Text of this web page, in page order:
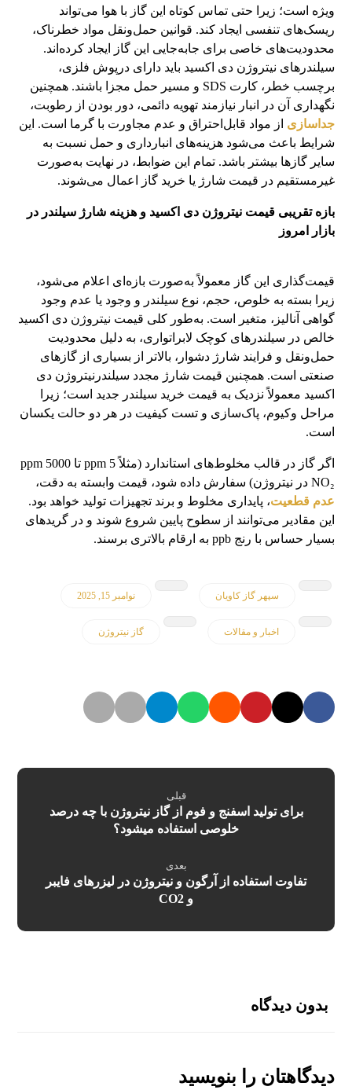
ویژه است؛ زیرا حتی تماس کوتاه این گاز با هوا می‌تواند
ریسک‌های تنفسی ایجاد کند. قوانین حمل‌ونقل مواد خطرناک،
محدودیت‌های خاصی برای جابه‌جایی این گاز ایجاد کرده‌اند.
سیلندرهای نیتروژن دی اکسید باید دارای درپوش فلزی،
برچسب خطر، کارت SDS و مسیر حمل مجزا باشند. همچنین
نگهداری آن در انبار نیازمند تهویه دائمی، دور بودن از رطوبت،
جداسازی از مواد قابل‌احتراق و عدم‌ مجاورت با گرما است. این
شرایط باعث می‌شود هزینه‌های انبارداری و حمل نسبت به
سایر گازها بیشتر باشد. تمام این ضوابط، در نهایت به‌صورت
غیرمستقیم در قیمت شارژ یا خرید گاز اعمال می‌شوند.
بازه تقریبی قیمت نیتروژن دی اکسید و هزینه شارژ سیلندر در
بازار امروز
قیمت‌گذاری این گاز معمولاً به‌صورت بازه‌ای اعلام می‌شود،
زیرا بسته به خلوص، حجم، نوع سیلندر و وجود یا عدم وجود
گواهی آنالیز، متغیر است. به‌طور کلی قیمت نیتروژن دی اکسید
خالص در سیلندرهای کوچک لابراتواری، به دلیل محدودیت
حمل‌ونقل و فرایند شارژ دشوار، بالاتر از بسیاری از گازهای
صنعتی است. همچنین قیمت شارژ مجدد سیلندرنیتروژن دی
اکسید معمولاً نزدیک به قیمت خرید سیلندر جدید است؛ زیرا
مراحل وکیوم، پاک‌سازی و تست کیفیت در هر دو حالت یکسان
است.
اگر گاز در قالب مخلوط‌های استاندارد (مثلاً 5 ppm تا 5000 ppm
NO₂ در نیتروژن) سفارش داده شود، قیمت وابسته به دقت،
عدم قطعیت، پایداری مخلوط و برند تجهیزات تولید خواهد بود.
این مقادیر می‌توانند از سطوح پایین شروع شوند و در گریدهای
بسیار حساس با رنج ppb به ارقام بالاتری برسند.
سپهر گاز کاویان نوامبر 15, 2025
اخبار و مقالات گاز نیتروژن
قبلی
برای تولید اسفنج و فوم از گاز نیتروژن با چه درصد
خلوصی استفاده میشود؟
بعدی
تفاوت استفاده از آرگون و نیتروژن در لیزرهای فایبر
و CO2
بدون دیدگاه
دیدگاهتان را بنویسید